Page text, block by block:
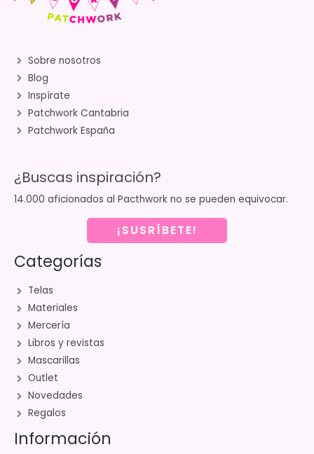
Sobre nosotros
Blog
Inspírate
Patchwork Cantabria
Patchwork España
¿Buscas inspiración?
14.000 aficionados al Pacthwork no se pueden equivocar.
¡SUSRÍBETE!
Categorías
Telas
Materiales
Mercería
Libros y revistas
Mascarillas
Outlet
Novedades
Regalos
Información